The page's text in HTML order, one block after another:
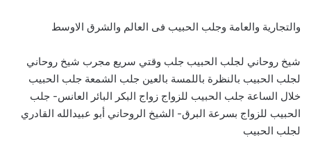
والتجارية والعامة وجلب الحبيب فى العالم والشرق الاوسط
شيخ روحاني لجلب الحبيب جلب وقتي سريع مجرب شيخ روحاني
لجلب الحبيب بالنظرة باللمسة بالعين جلب الشمعة جلب الحبيب
خلال الساعة جلب الحبيب للزواج زواج البكر البائر العانس- جلب
الحبيب للزواج بسرعة البرق- الشيخ الروحاني أبو عبيدالله القادري
لجلب الحبيب